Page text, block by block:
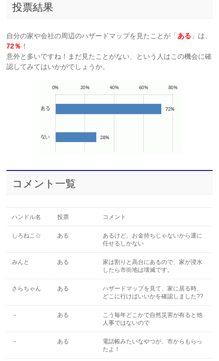
投票結果
自分の家や会社の周辺のハザードマップを見たことが「 ある 」は、
72％ ！
意外と多いですね！まだ見たことがない、という人はこの機会に確
認してみてはいかがでしょうか。
コメント一覧
ハンドル名 投票 コメント
しろねこ☆ ある
あるけど、お金持ちじゃないから運に
任せるしかない
みんと ある
家は割りと高台にあるので、家が浸水
したら市街地は壊滅です。
さらちゃん ある
ハザードマップを見て、家に居る時、
どこに行けばいいかを確認しました??
－ ある
こう毎年どこかで自然災害が有ると他
人事ではないので
－ ある
電話帳みたいなやつが、市からもらっ
たよ！